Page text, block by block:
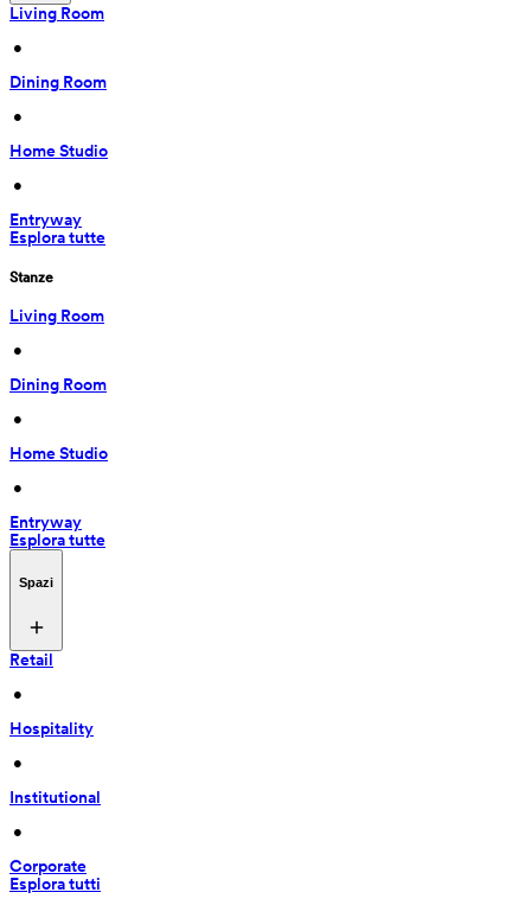
Living Room
•
Dining Room
•
Home Studio
•
Entryway
Esplora tutte
Stanze
Living Room
•
Dining Room
•
Home Studio
•
Entryway
Esplora tutte
Spazi
Retail
•
Hospitality
•
Institutional
•
Corporate
Esplora tutti